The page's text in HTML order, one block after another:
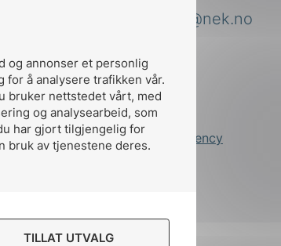
og annonser et personlig
å analysere trafikken vår.
bruker nettstedet vårt, med
og analysearbeid, som
har gjort tilgjengelig for
bruk av tjenestene deres.
TILLAT UTVALG
nek@nek.no
and developed by Stem Agency